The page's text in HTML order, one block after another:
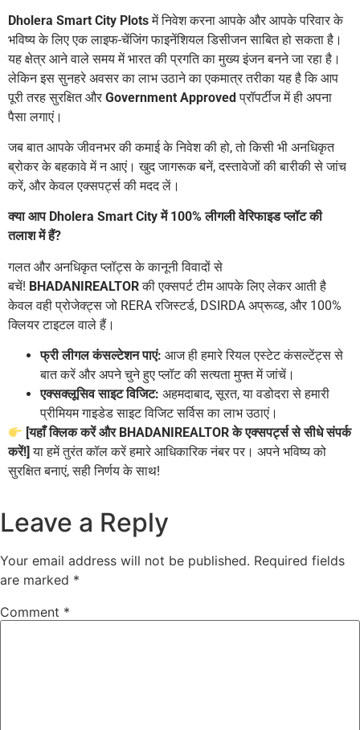
Dholera Smart City Plotsमें निवेश करना आपके और आपके परिवार के
भविष्य के लिए एक लाइफ-चेंजिंग फाइनेंशियल डिसीजन साबित हो सकता है।
यह क्षेत्र आने वाले समय में भारत की प्रगति का मुख्य इंजन बनने जा रहा है।
लेकिन इस सुनहरे अवसर का लाभ उठाने का एकमात्र तरीका यह है कि आप
पूरी तरह सुरक्षित और Government Approvedप्रॉपर्टीज में ही अपना
पैसा लगाएं।
जब बात आपके जीवनभर की कमाई के निवेश की हो, तो किसी भी अनधिकृत
ब्रोकर के बहकावे में न आएं। खुद जागरूक बनें, दस्तावेजों की बारीकी से जांच
करें, और केवल एक्सपर्ट्स की मदद लें।
क्या आप Dholera Smart City में 100% लीगली वेरिफाइड प्लॉट की
तलाश में हैं?
गलत और अनधिकृत प्लॉट्स के कानूनी विवादों से
बचें! BHADANIREALTORकी एक्सपर्ट टीम आपके लिए लेकर आती है
केवल वही प्रोजेक्ट्स जो RERA रजिस्टर्ड, DSIRDA अप्रूव्ड, और 100%
क्लियर टाइटल वाले हैं।
फ्री लीगल कंसल्टेशन पाएं: आज ही हमारे रियल एस्टेट कंसल्टेंट्स से
बात करें और अपने चुने हुए प्लॉट की सत्यता मुफ्त में जांचें।
एक्सक्लूसिव साइट विजिट: अहमदाबाद, सूरत, या वडोदरा से हमारी
प्रीमियम गाइडेड साइट विजिट सर्विस का लाभ उठाएं।
[यहाँ क्लिक करें और BHADANIREALTOR के एक्सपर्ट्स से सीधे संपर्क
करें!] या हमें तुरंत कॉल करें हमारे आधिकारिक नंबर पर। अपने भविष्य को
सुरक्षित बनाएं, सही निर्णय के साथ!
Leave a Reply
Your email address will not be published. Required fields
are marked *
Comment *